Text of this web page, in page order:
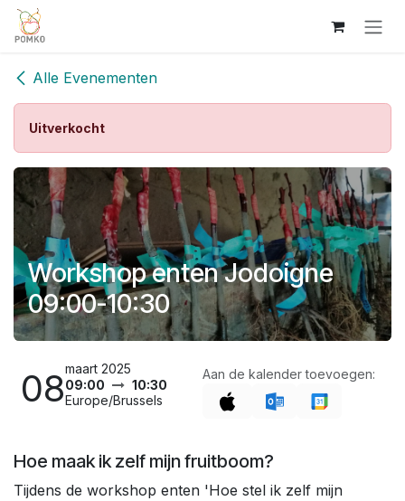
Overslaan naar inhoud
Alle Evenementen
Uitverkocht
Workshop enten Jodoigne
09:00-10:30
08maart 2025
09:00
10:30
Europe/Brussels
Aan de kalender toevoegen:
Hoe maak ik zelf mijn fruitboom?
Tijdens de workshop enten 'Hoe stel ik zelf mijn